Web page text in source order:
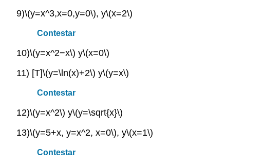
9)\(y=x^3,x=0,y=0\), y\(x=2\)
Contestar
10)\(y=x^2−x\) y\(x=0\)
11) [T]\(y=\ln(x)+2\) y\(y=x\)
Contestar
12)\(y=x^2\) y\(y=\sqrt{x}\)
13)\(y=5+x, y=x^2, x=0\), y\(x=1\)
Contestar